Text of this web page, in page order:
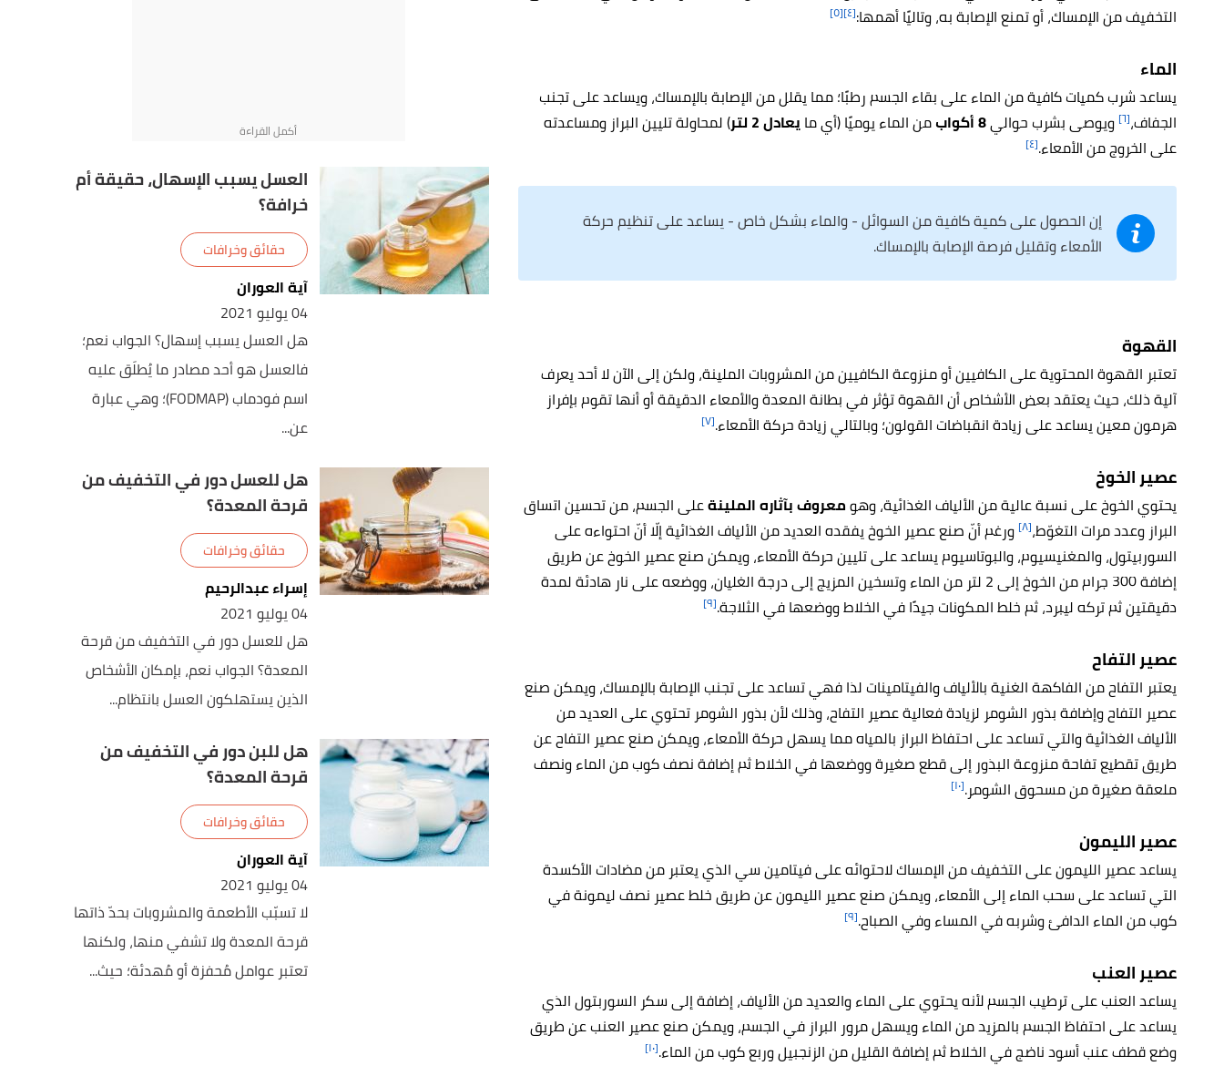
التخفيف من الإمساك، أو تمنع الإصابة به، وتاليًا أهمها:[٤] [٥]
الماء
يساعد شرب كميات كافية من الماء على بقاء الجسم رطبًا؛ مما يقلل من الإصابة بالإمساك، ويساعد على تجنب
الجفاف،[٦] ويوصى بشرب حوالي8 أكواب من الماء يوميًا (أي مايعادل 2 لتر
) لمحاولة تليين البراز ومساعدته
على الخروج من الأمعاء.[٤]
إن الحصول على كمية كافية من السوائل - والماء بشكل خاص - يساعد على تنظيم حركة
الأمعاء وتقليل فرصة الإصابة بالإمساك.
القهوة
تعتبر القهوة المحتوية على الكافيين أو منزوعة الكافيين من المشروبات الملينة، ولكن إلى الآن لا أحد يعرف
آلية ذلك، حيث يعتقد بعض الأشخاص أن القهوة تؤثر في بطانة المعدة والأمعاء الدقيقة أو أنها تقوم بإفراز
هرمون معين يساعد على زيادة انقباضات القولون؛ وبالتالي زيادة حركة الأمعاء.[٧]
عصير الخوخ
يحتوي الخوخ على نسبة عالية من الألياف الغذائية، وهومعروف بآثاره الملينةعلى الجسم، من تحسين اتساق
البراز وعدد مرات التغوّط،[٨]
ورغم أنّ صنع عصير الخوخ يفقده العديد من الألياف الغذائية إلّا أنّ احتواءه على
السوربيتول، والمغنيسيوم، والبوتاسيوم يساعد على تليين حركة الأمعاء، ويمكن صنع عصير الخوخ عن طريق
إضافة 300 جرام من الخوخ إلى 2 لتر من الماء وتسخين المزيج إلى درجة الغليان، ووضعه على نار هادئة لمدة
دقيقتين ثم تركه ليبرد، ثم خلط المكونات جيدًا في الخلاط ووضعها في الثلاجة.[٩]
عصير التفاح
يعتبر التفاح من الفاكهة الغنية بالألياف والفيتامينات لذا فهي تساعد على تجنب الإصابة بالإمساك، ويمكن صنع
عصير التفاح وإضافة بذور الشومر لزيادة فعالية عصير التفاح، وذلك لأن بذور الشومر تحتوي على العديد من
الألياف الغذائية والتي تساعد على احتفاظ البراز بالمياه مما يسهل حركة الأمعاء، ويمكن صنع عصير التفاح عن
طريق تقطيع تفاحة منزوعة البذور إلى قطع صغيرة ووضعها في الخلاط ثم إضافة نصف كوب من الماء ونصف
ملعقة صغيرة من مسحوق الشومر.[١٠]
عصير الليمون
يساعد عصير الليمون على التخفيف من الإمساك لاحتوائه على فيتامين سي الذي يعتبر من مضادات الأكسدة
التي تساعد على سحب الماء إلى الأمعاء، ويمكن صنع عصير الليمون عن طريق خلط عصير نصف ليمونة في
كوب من الماء الدافئ وشربه في المساء وفي الصباح.[٩]
عصير العنب
يساعد العنب على ترطيب الجسم لأنه يحتوي على الماء والعديد من الألياف، إضافة إلى سكر السوربتول الذي
يساعد على احتفاظ الجسم بالمزيد من الماء ويسهل مرور البراز في الجسم، ويمكن صنع عصير العنب عن طريق
وضع قطف عنب أسود ناضج في الخلاط ثم إضافة القليل من الزنجبيل وربع كوب من الماء.[١٠]
العسل يسبب الإسهال، حقيقة أم
خرافة؟
حقائق وخرافات
آية العوران
04 يوليو 2021
هل العسل يسبب إسهال؟ الجواب نعم؛
فالعسل هو أحد مصادر ما يُطلَق عليه
اسم فودماب (FODMAP)؛ وهي عبارة
عن...
هل للعسل دور في التخفيف من
قرحة المعدة؟
حقائق وخرافات
إسراء عبدالرحيم
04 يوليو 2021
هل للعسل دور في التخفيف من قرحة
المعدة؟ الجواب نعم، بإمكان الأشخاص
الذين يستهلكون العسل بانتظام...
هل للبن دور في التخفيف من
قرحة المعدة؟
حقائق وخرافات
آية العوران
04 يوليو 2021
لا تسبّب الأطعمة والمشروبات بحدّ ذاتها
قرحة المعدة ولا تشفي منها، ولكنها
تعتبر عوامل مُحفزة أو مُهدئة؛ حيث...